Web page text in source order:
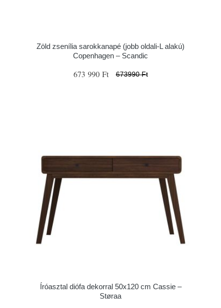
Zöld zsenília sarokkanapé (jobb oldali-L alakú)
Copenhagen – Scandic
673 990 Ft 673990 Ft
Íróasztal diófa dekorral 50x120 cm Cassie –
Støraa